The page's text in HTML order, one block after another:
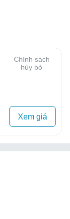
Chính sách
hủy bỏ
Xem giá